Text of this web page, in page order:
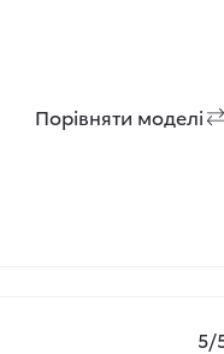
Порiвняти моделi
5/